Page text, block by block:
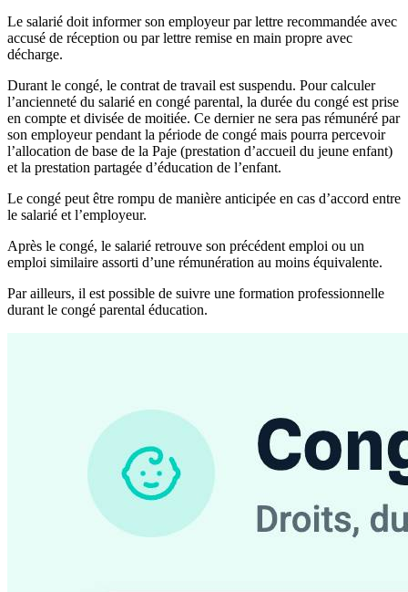
Le salarié doit informer son employeur par lettre recommandée avec
accusé de réception ou par lettre remise en main propre avec
décharge.
Durant le congé, le contrat de travail est suspendu. Pour calculer
l’ancienneté du salarié en congé parental, la durée du congé est prise
en compte et divisée de moitiée. Ce dernier ne sera pas rémunéré par
son employeur pendant la période de congé mais pourra percevoir
l’allocation de base de la Paje (prestation d’accueil du jeune enfant)
et la prestation partagée d’éducation de l’enfant.
Le congé peut être rompu de manière anticipée en cas d’accord entre
le salarié et l’employeur.
Après le congé, le salarié retrouve son précédent emploi ou un
emploi similaire assorti d’une rémunération au moins équivalente.
Par ailleurs, il est possible de suivre une formation professionnelle
durant le congé parental éducation.